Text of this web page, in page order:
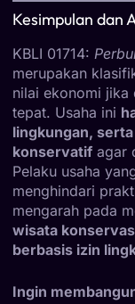
Kesimpulan dan
KBLI 01714:
merupakan
nilai ekonomi jika
tepat. Usaha ini
lingkungan,
konservatif agar
Pelaku usaha
menghindari
mengarah pada
wisata
berbasis izin
Ingin